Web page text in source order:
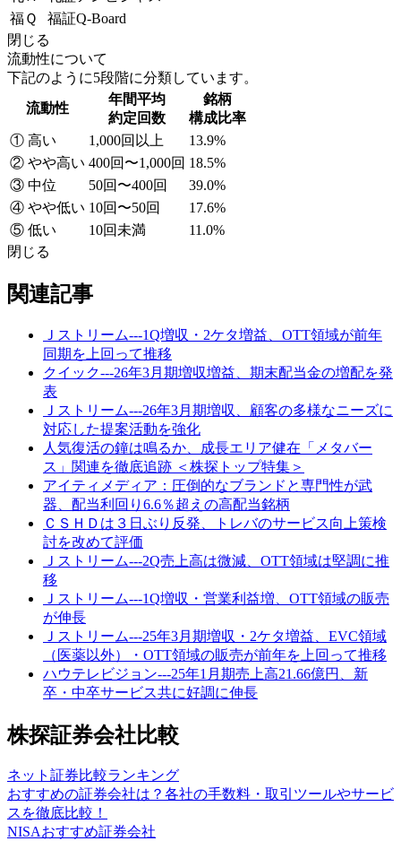
福Ｑ
福証Q-Board
閉じる
流動性について
下記のように5段階に分類しています。
流動性
年間平均
約定回数
銘柄
構成比率
① 高い
1,000回以上
13.9%
② やや高い 400回〜1,000回 18.5%
③ 中位
50回〜400回
39.0%
④ やや低い 10回〜50回
17.6%
⑤ 低い
10回未満
11.0%
閉じる
関連記事
Ｊストリーム---1Q増収・2ケタ増益、OTT領域が前年
同期を上回って推移
クイック---26年3月期増収増益、期末配当金の増配を発
表
Ｊストリーム---26年3月期増収、顧客の多様なニーズに
対応した提案活動を強化
人気復活の鐘は鳴るか、成長エリア健在「メタバー
ス」関連を徹底追跡 ＜株探トップ特集＞
アイティメディア：圧倒的なブランドと専門性が武
器、配当利回り6.6％超えの高配当銘柄
ＣＳＨＤは３日ぶり反発、トレバのサービス向上策検
討を改めて評価
Ｊストリーム---2Q売上高は微減、OTT領域は堅調に推
移
Ｊストリーム---1Q増収・営業利益増、OTT領域の販売
が伸長
Ｊストリーム---25年3月期増収・2ケタ増益、EVC領域
（医薬以外）・OTT領域の販売が前年を上回って推移
ハウテレビジョン---25年1月期売上高21.66億円、新
卒・中卒サービス共に好調に伸長
株探証券会社比較
ネット証券比較ランキング
おすすめの証券会社は？各社の手数料・取引ツールやサービ
スを徹底比較！
NISAおすすめ証券会社